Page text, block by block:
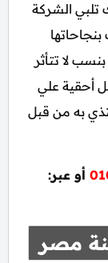
تلبي الشركة
لا تتأثر
أحقية علي
به من قبل
أو عبر:
مصر